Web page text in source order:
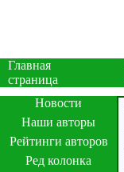
Главная
страница
Новости
Наши авторы
Рейтинги авторов
Ред колонка